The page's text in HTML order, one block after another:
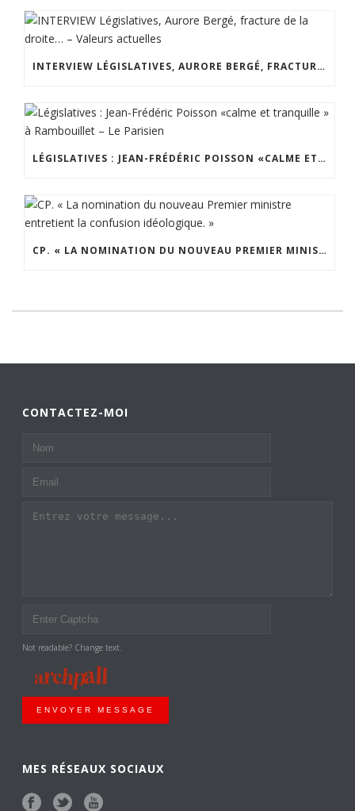
INTERVIEW LÉGISLATIVES, AURORE BERGÉ, FRACTURE DE LA DROITE… – VALEURS ACTUELLES
LÉGISLATIVES : JEAN-FRÉDÉRIC POISSON «CALME ET TRANQUILLE » À RAMBOUILLET – LE PARISIEN
CP. « LA NOMINATION DU NOUVEAU PREMIER MINISTRE ENTRETIENT LA CONFUSION IDÉOLOGIQUE. »
CONTACTEZ-MOI
Not readable? Change text.
ENVOYER MESSAGE
MES RÉSEAUX SOCIAUX